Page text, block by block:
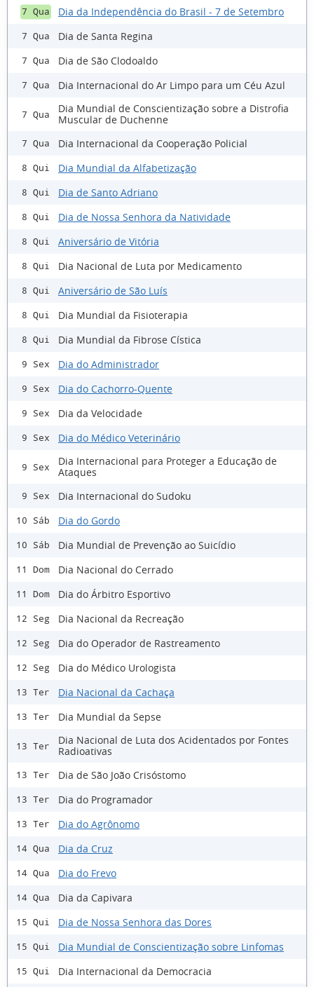
7 Qua Dia da Independência do Brasil - 7 de Setembro
7 Qua Dia de Santa Regina
7 Qua Dia de São Clodoaldo
7 Qua Dia Internacional do Ar Limpo para um Céu Azul
7 Qua
Dia Mundial de Conscientização sobre a Distrofia
Muscular de Duchenne
7 Qua Dia Internacional da Cooperação Policial
8 Qui Dia Mundial da Alfabetização
8 Qui Dia de Santo Adriano
8 Qui Dia de Nossa Senhora da Natividade
8 Qui Aniversário de Vitória
8 Qui Dia Nacional de Luta por Medicamento
8 Qui Aniversário de São Luís
8 Qui Dia Mundial da Fisioterapia
8 Qui Dia Mundial da Fibrose Cística
9 Sex Dia do Administrador
9 Sex Dia do Cachorro-Quente
9 Sex Dia da Velocidade
9 Sex Dia do Médico Veterinário
9 Sex
Dia Internacional para Proteger a Educação de
Ataques
9 Sex Dia Internacional do Sudoku
10 Sáb Dia do Gordo
10 Sáb Dia Mundial de Prevenção ao Suicídio
11 Dom Dia Nacional do Cerrado
11 Dom Dia do Árbitro Esportivo
12 Seg Dia Nacional da Recreação
12 Seg Dia do Operador de Rastreamento
12 Seg Dia do Médico Urologista
13 Ter Dia Nacional da Cachaça
13 Ter Dia Mundial da Sepse
13 Ter
Dia Nacional de Luta dos Acidentados por Fontes
Radioativas
13 Ter Dia de São João Crisóstomo
13 Ter Dia do Programador
13 Ter Dia do Agrônomo
14 Qua Dia da Cruz
14 Qua Dia do Frevo
14 Qua Dia da Capivara
15 Qui Dia de Nossa Senhora das Dores
15 Qui Dia Mundial de Conscientização sobre Linfomas
15 Qui Dia Internacional da Democracia